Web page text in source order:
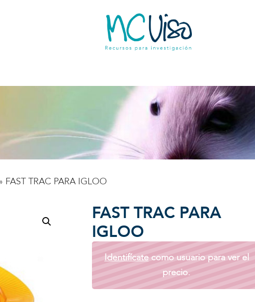
FAST TRAC PARA IGLOO
FAST TRAC PARA
IGLOO
Identifícatecomo usuario para ver el
precio.